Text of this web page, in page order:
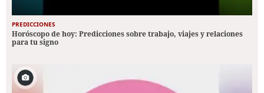
PREDICCIONES
Horóscopo de hoy: Predicciones sobre trabajo, viajes y relaciones
para tu signo